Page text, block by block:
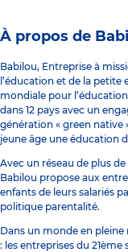
À propos de
Babilou, Entreprise à
l’éducation et de la
mondiale pour
dans 12 pays avec un
génération « green native
jeune âge une éducation
Avec un réseau de plus
Babilou propose aux
enfants de leurs salariés
politique parentalité.
Dans un monde en
: les entreprises du